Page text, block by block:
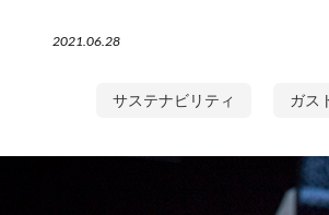
2021.06.28
サステナビリティ ガス